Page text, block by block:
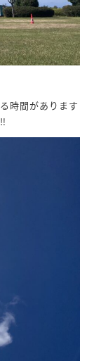
時間があります